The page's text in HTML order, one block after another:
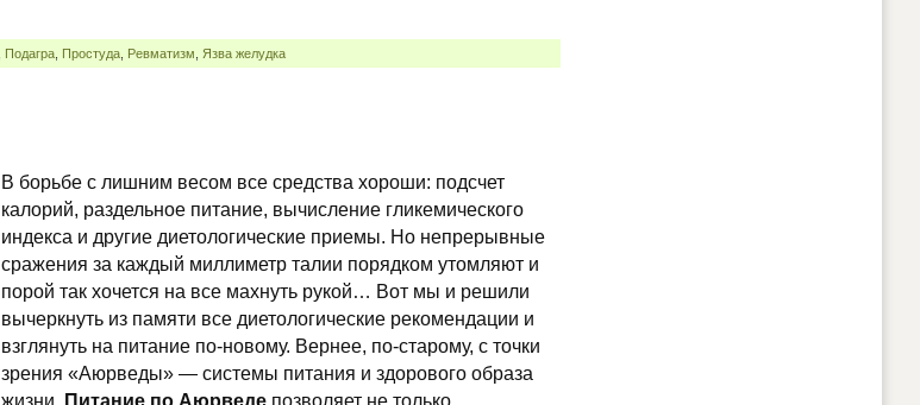
Подагра Простуда Ревматизм Язва желудка
В борьбе с лишним весом все средства хороши: подсчет
калорий, раздельное питание, вычисление гликемического
индекса и другие диетологические приемы. Но непрерывные
сражения за каждый миллиметр талии порядком утомляют и
порой так хочется на все махнуть рукой… Вот мы и решили
вычеркнуть из памяти все диетологические рекомендации и
взглянуть на питание по-новому. Вернее, по-старому, с точки
зрения «Аюрведы» — системы питания и здорового образа